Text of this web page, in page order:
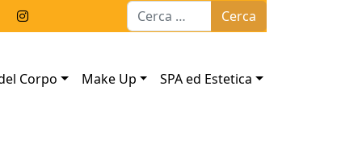
Ricerca per:
Corpo Make Up SPA ed Estetica